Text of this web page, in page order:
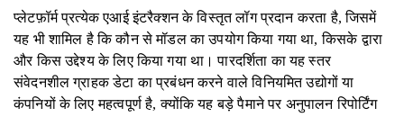
प्लेटफ़ॉर्म प्रत्येक एआई इंटरैक्शन के विस्तृत लॉग प्रदान करता है, जिसमें
यह भी शामिल है कि कौन से मॉडल का उपयोग किया गया था, किसके द्वारा
और किस उद्देश्य के लिए किया गया था। पारदर्शिता का यह स्तर
संवेदनशील ग्राहक डेटा का प्रबंधन करने वाले विनियमित उद्योगों या
कंपनियों के लिए महत्वपूर्ण है, क्योंकि यह बड़े पैमाने पर अनुपालन रिपोर्टिंग